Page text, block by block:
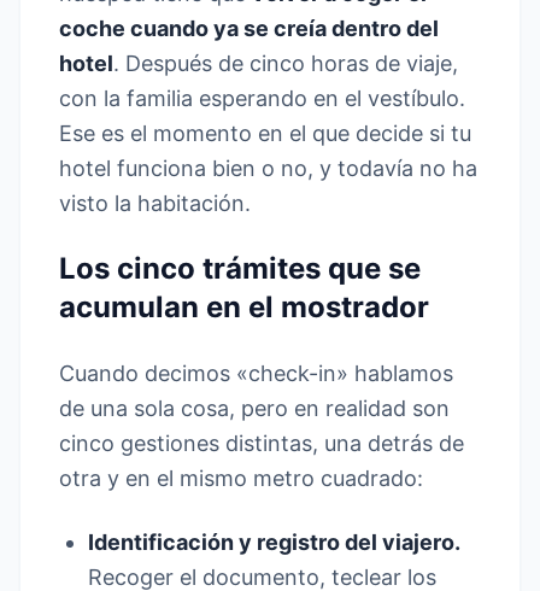
coche cuando ya se creía dentro del
hotel. Después de cinco horas de viaje,
con la familia esperando en el vestíbulo.
Ese es el momento en el que decide si tu
hotel funciona bien o no, y todavía no ha
visto la habitación.
Los cinco trámites que se
acumulan en el mostrador
Cuando decimos «check-in» hablamos
de una sola cosa, pero en realidad son
cinco gestiones distintas, una detrás de
otra y en el mismo metro cuadrado:
Identificación y registro del viajero.
Recoger el documento, teclear los